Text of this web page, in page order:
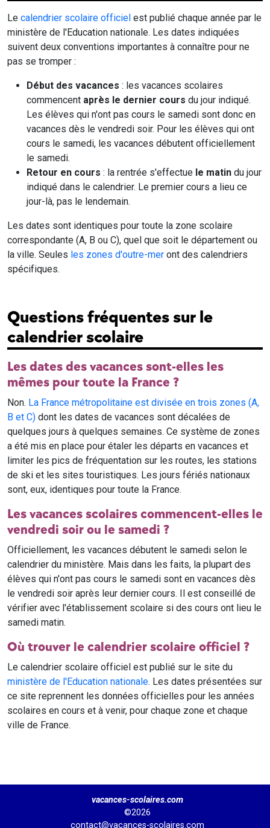
Le calendrier scolaire officiel est publié chaque année par le
ministère de l'Education nationale. Les dates indiquées
suivent deux conventions importantes à connaître pour ne
pas se tromper :
Début des vacances : les vacances scolaires
commencent après le dernier cours du jour indiqué.
Les élèves qui n'ont pas cours le samedi sont donc en
vacances dès le vendredi soir. Pour les élèves qui ont
cours le samedi, les vacances débutent officiellement
le samedi.
Retour en cours : la rentrée s'effectue le matin du jour
indiqué dans le calendrier. Le premier cours a lieu ce
jour-là, pas le lendemain.
Les dates sont identiques pour toute la zone scolaire
correspondante (A, B ou C), quel que soit le département ou
la ville. Seules les zones d'outre-mer ont des calendriers
spécifiques.
Questions fréquentes sur le
calendrier scolaire
Les dates des vacances sont-elles les
mêmes pour toute la France ?
Non. La France métropolitaine est divisée en trois zones (A,
B et C) dont les dates de vacances sont décalées de
quelques jours à quelques semaines. Ce système de zones
a été mis en place pour étaler les départs en vacances et
limiter les pics de fréquentation sur les routes, les stations
de ski et les sites touristiques. Les jours fériés nationaux
sont, eux, identiques pour toute la France.
Les vacances scolaires commencent-elles le
vendredi soir ou le samedi ?
Officiellement, les vacances débutent le samedi selon le
calendrier du ministère. Mais dans les faits, la plupart des
élèves qui n'ont pas cours le samedi sont en vacances dès
le vendredi soir après leur dernier cours. Il est conseillé de
vérifier avec l'établissement scolaire si des cours ont lieu le
samedi matin.
Où trouver le calendrier scolaire officiel ?
Le calendrier scolaire officiel est publié sur le site du
ministère de l'Education nationale. Les dates présentées sur
ce site reprennent les données officielles pour les années
scolaires en cours et à venir, pour chaque zone et chaque
ville de France.
vacances-scolaires.com
©2026
contact@vacances-scolaires.com